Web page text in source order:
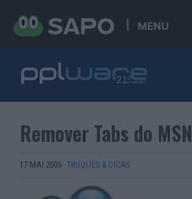
MENU
Remover Tabs do MSN
17 MAI 2005 · TRUQUES & DICAS